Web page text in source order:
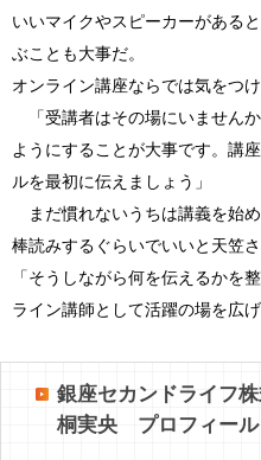
いいマイクやスピーカーがある
ぶことも大事だ。
オンライン講座ならでは気をつ
「受講者はその場にいません
ようにすることが大事です。講
ルを最初に伝えましょう」
まだ慣れないうちは講義を始
棒読みするぐらいでいいと天笠さ
「そうしながら何を伝えるか
ライン講師として活躍の場を広
銀座セカンドライフ
桐実央 プロフィール